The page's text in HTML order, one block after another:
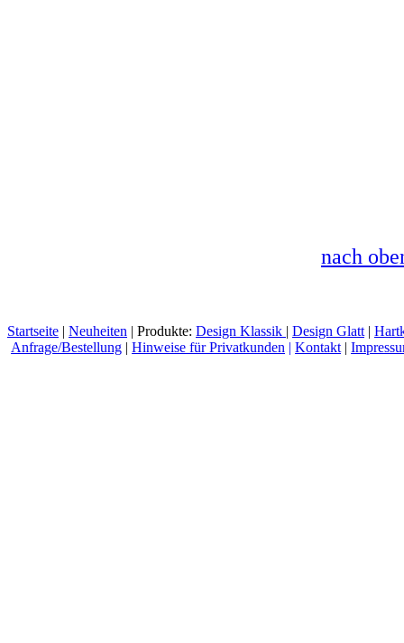
nach
Startseite | Neuheiten | Produkte: Design Klassik | Design Glatt |
Anfrage/Bestellung | Hinweise für Privatkunden | Kontakt |